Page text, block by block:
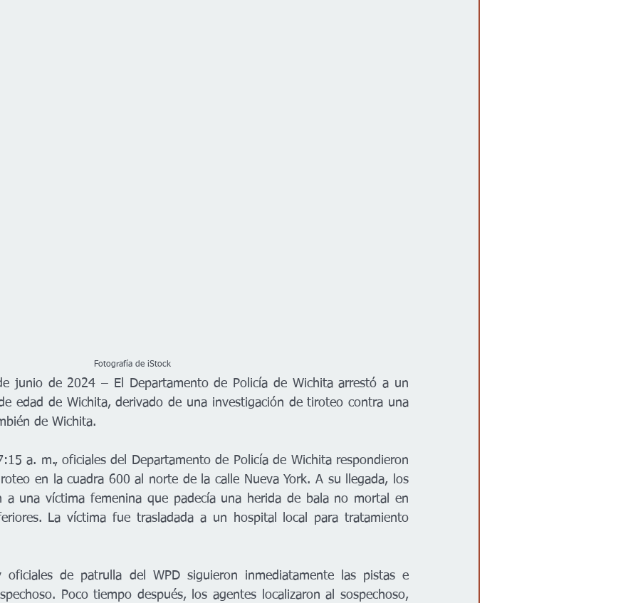
Fotografía de iStock
junio de 2024 – El Departamento de Policía de Wichita arrestó a un
edad de Wichita, derivado de una investigación de tiroteo contra una
de Wichita.
a. m., oficiales del Departamento de Policía de Wichita respondieron
en la cuadra 600 al norte de la calle Nueva York. A su llegada, los
a una víctima femenina que padecía una herida de bala no mortal en
La víctima fue trasladada a un hospital local para tratamiento
oficiales de patrulla del WPD siguieron inmediatamente las pistas e
Poco tiempo después, los agentes localizaron al sospechoso,